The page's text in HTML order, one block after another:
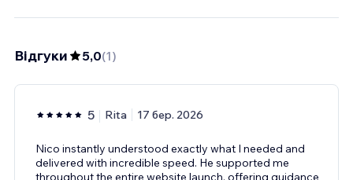
Відгуки 5,0(1)
5 Rita 17 бер. 2026
Nico instantly understood exactly what I needed and
delivered with incredible speed. He supported me
throughout the entire website launch, offering guidance